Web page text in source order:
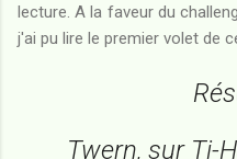
lecture. A la faveur du
j'ai pu lire le premier volet de
Twern, sur Ti-